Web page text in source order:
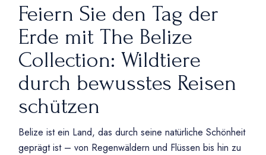
Feiern Sie den Tag der
Erde mit The Belize
Collection: Wildtiere
durch bewusstes Reisen
schützen
Belize ist ein Land, das durch seine natürliche Schönheit
geprägt ist – von Regenwäldern und Flüssen bis hin zu